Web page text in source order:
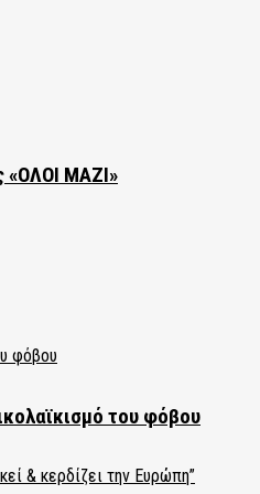
«ΟΛΟΙ ΜΑΖΙ»
του φόβου